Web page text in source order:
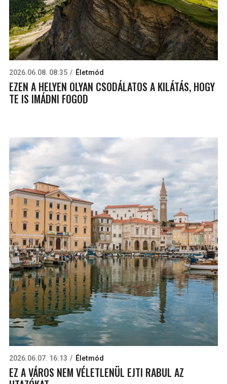
2026.06.08. 08:35 Életmód
EZEN A HELYEN OLYAN CSODÁLATOS A KILÁTÁS, HOGY
TE IS IMÁDNI FOGOD
2026.06.07. 16:13 Életmód
EZ A VÁROS NEM VÉLETLENÜL EJTI RABUL AZ